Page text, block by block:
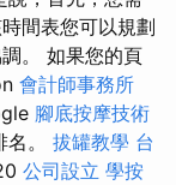
間表您可以規劃
。 如果您的頁
會計師事務所
腳底按摩技術
。 拔罐教學 台
公司設立 學按